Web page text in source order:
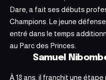
Dare, a fait ses débuts
Champions. Le jeune
entré dans le temps
au Parc des Princes.
Samuel
À 18 ans, il franchit une étape